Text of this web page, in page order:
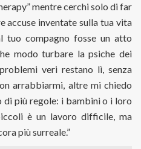
mentre cerchi solo di far
accuse inventate sulla tua vita
tuo compagno fosse un atto
modo turbare la psiche dei
veri restano lì, senza
arrabbiarmi, altre mi chiedo
di più regole: i bambini o i loro
è un lavoro difficile, ma
più surreale.”